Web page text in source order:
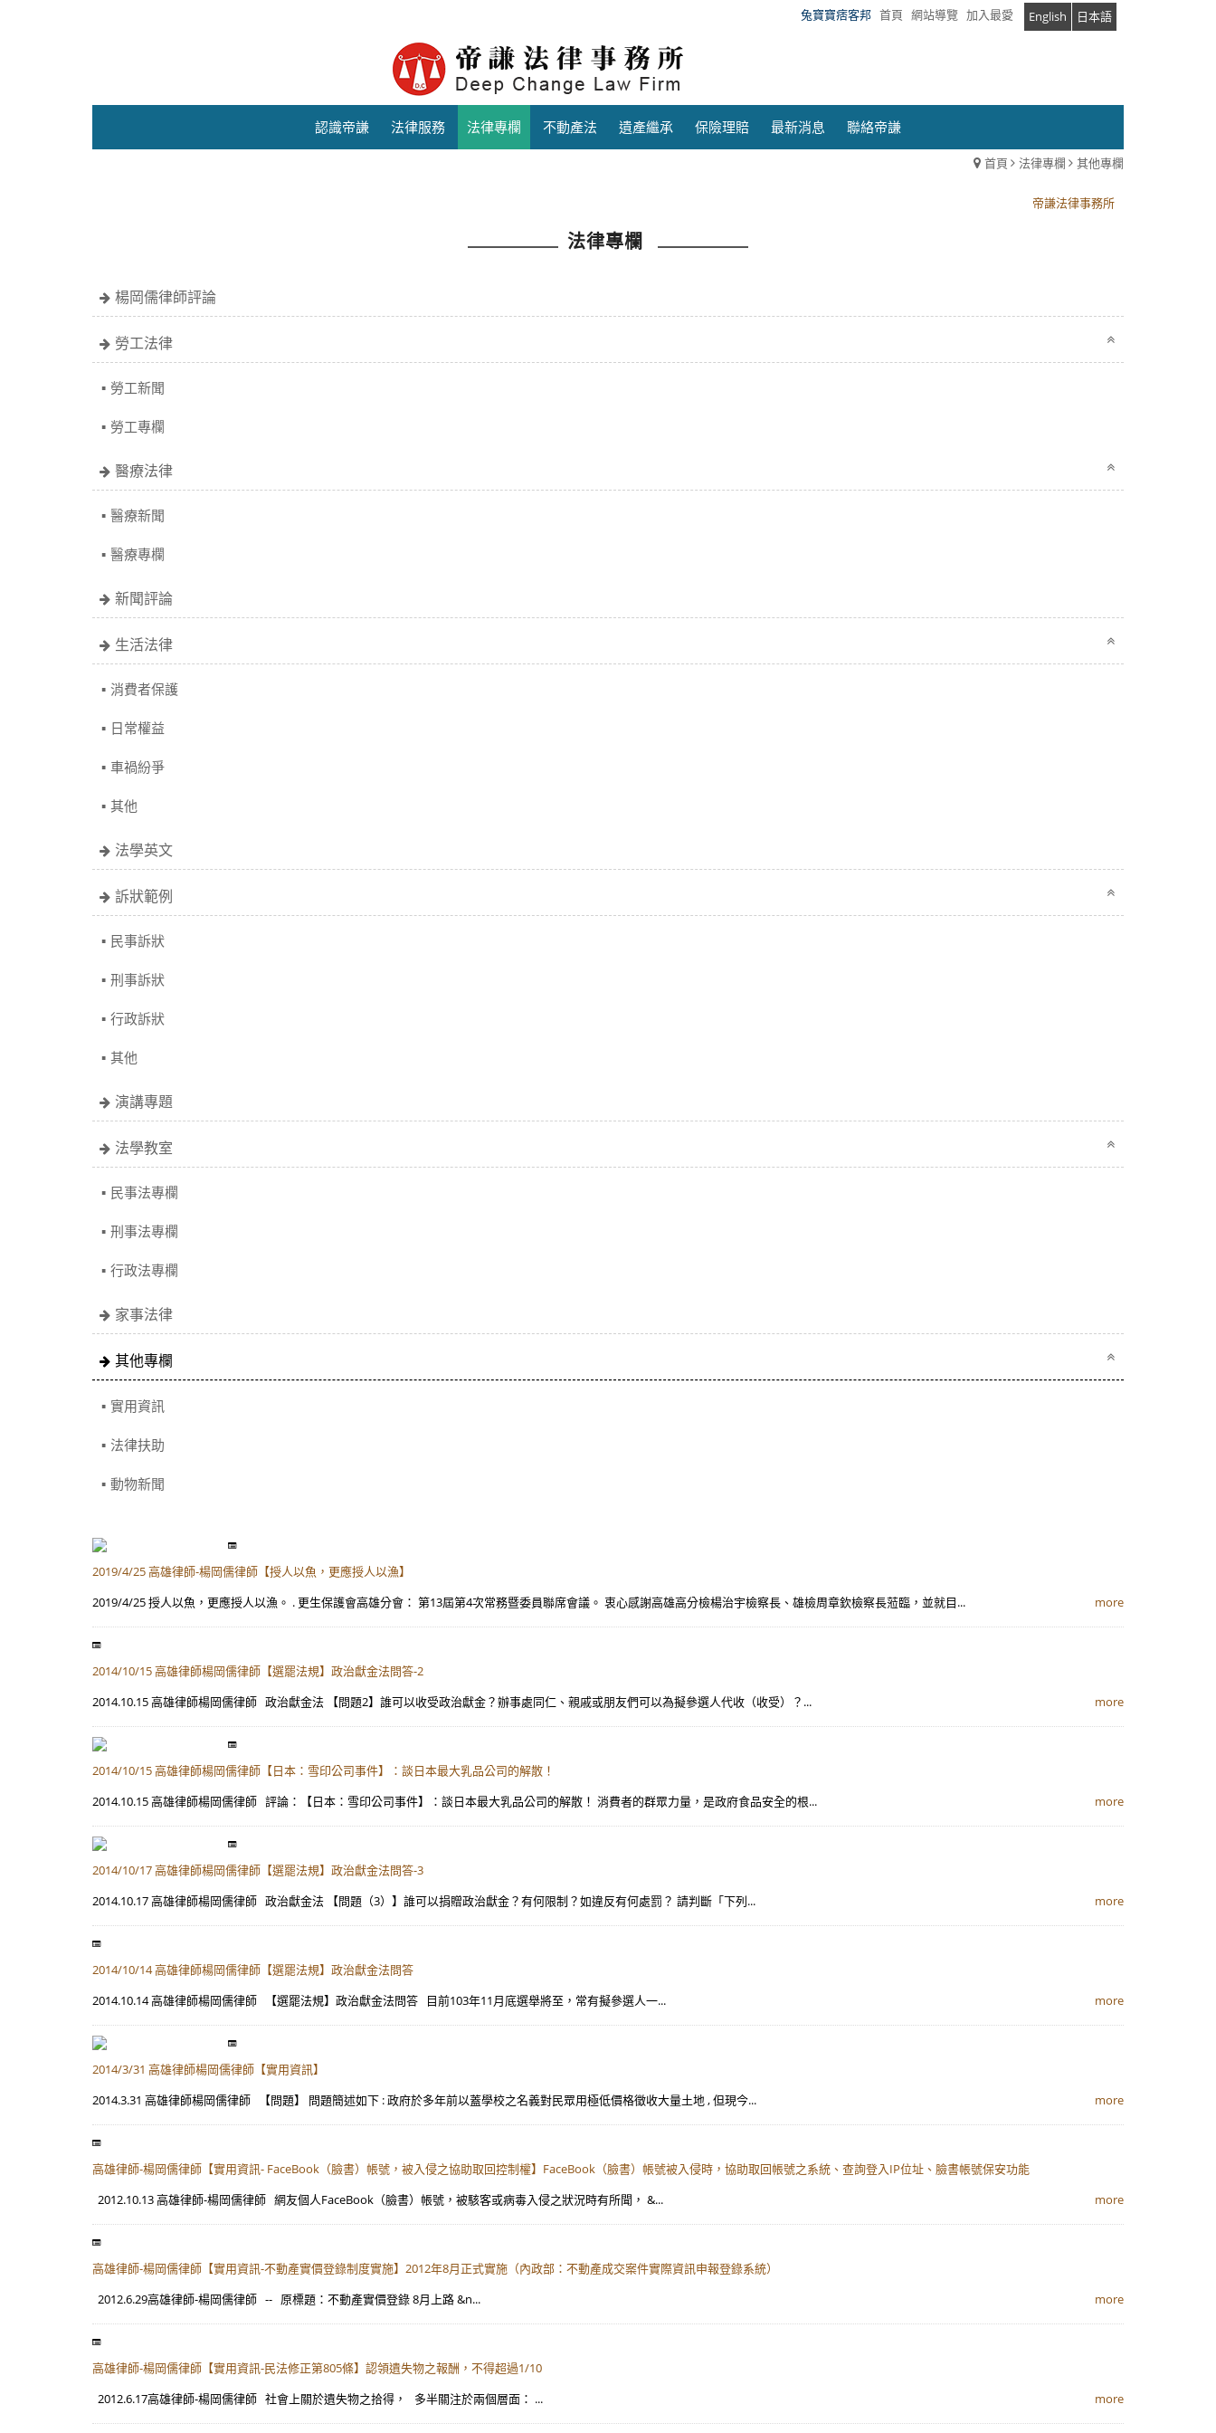
兔寶寶痞客邦 首頁 網站導覽 加入最愛 English 日本語
認識帝謙 法律服務 法律專欄 不動產法 遺產繼承 保險理賠 最新消息 聯絡帝謙
首頁 法律專欄
其他專欄
帝謙法律事務所
法律專欄
楊岡儒律師評論
勞工法律
勞工新聞
勞工專欄
醫療法律
醫療新聞
醫療專欄
新聞評論
生活法律
消費者保護
日常權益
車禍紛爭
其他
法學英文
訴狀範例
民事訴狀
刑事訴狀
行政訴狀
其他
演講專題
法學教室
民事法專欄
刑事法專欄
行政法專欄
家事法律
其他專欄
實用資訊
法律扶助
動物新聞
2019/4/25 高雄律師-楊岡儒律師【授人以魚，更應授人以漁】
2019/4/25 授人以魚，更應授人以漁。 . 更生保護會高雄分會： 第13屆第4次常務暨委員聯席會議。 衷心感謝高雄高分檢楊治宇檢察長、雄檢周章欽檢察長蒞臨，並就目...
more
2014/10/15 高雄律師楊岡儒律師【選罷法規】政治獻金法問答-2
2014.10.15 高雄律師楊岡儒律師 政治獻金法 【問題2】誰可以收受政治獻金？辦事處同仁、親戚或朋友們可以為擬參選人代收（收受）？...
more
2014/10/15 高雄律師楊岡儒律師【日本：雪印公司事件】：談日本最大乳品公司的解散！
2014.10.15 高雄律師楊岡儒律師 評論：【日本：雪印公司事件】：談日本最大乳品公司的解散！ 消費者的群眾力量，是政府食品安全的根...
more
2014/10/17 高雄律師楊岡儒律師【選罷法規】政治獻金法問答-3
2014.10.17 高雄律師楊岡儒律師 政治獻金法 【問題（3）】誰可以捐贈政治獻金？有何限制？如違反有何處罰？ 請判斷「下列...
more
2014/10/14 高雄律師楊岡儒律師【選罷法規】政治獻金法問答
2014.10.14 高雄律師楊岡儒律師 【選罷法規】政治獻金法問答 目前103年11月底選舉將至，常有擬參選人一...
more
2014/3/31 高雄律師楊岡儒律師【實用資訊】
2014.3.31 高雄律師楊岡儒律師 【問題】 問題簡述如下 : 政府於多年前以蓋學校之名義對民眾用極低價格徵收大量土地 , 但現今...
more
高雄律師-楊岡儒律師【實用資訊- FaceBook（臉書）帳號，被入侵之協助取回控制權】FaceBook（臉書）帳號被入侵時，協助取回帳號之系統、查詢登入IP位址、臉書帳號保安功能
2012.10.13 高雄律師-楊岡儒律師 網友個人FaceBook（臉書）帳號，被駭客或病毒入侵之狀況時有所聞， &...
more
高雄律師-楊岡儒律師【實用資訊-不動產實價登錄制度實施】2012年8月正式實施（內政部：不動產成交案件實際資訊申報登錄系統）
2012.6.29高雄律師-楊岡儒律師 -- 原標題：不動產實價登錄 8月上路 &n...
more
高雄律師-楊岡儒律師【實用資訊-民法修正第805條】認領遺失物之報酬，不得超過1/10
2012.6.17高雄律師-楊岡儒律師 社會上關於遺失物之拾得， 多半關注於兩個層面： ...
more